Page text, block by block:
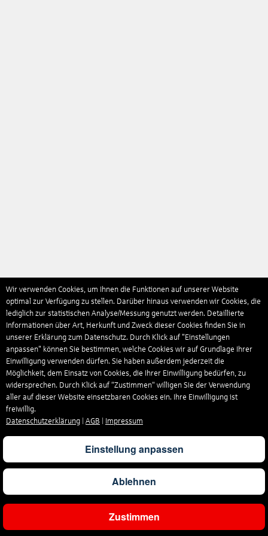
Wir verwenden Cookies, um Ihnen die Funktionen auf unserer Website
optimal zur Verfügung zu stellen. Darüber hinaus verwenden wir Cookies, die
lediglich zur statistischen Analyse/Messung genutzt werden. Detaillierte
Informationen über Art, Herkunft und Zweck dieser Cookies finden Sie in
unserer Erklärung zum Datenschutz. Durch Klick auf "Einstellungen
anpassen" können Sie bestimmen, welche Cookies wir auf Grundlage Ihrer
Einwilligung verwenden dürfen. Sie haben außerdem jederzeit die
Möglichkeit, dem Einsatz von Cookies, die Ihrer Einwilligung bedürfen, zu
widersprechen. Durch Klick auf “Zustimmen“ willigen Sie der Verwendung
aller auf dieser Website einsetzbaren Cookies ein. Ihre Einwilligung ist
freiwillig.
Datenschutzerklärung
AGB Impressum
Einstellung anpassen
Ablehnen
Zustimmen